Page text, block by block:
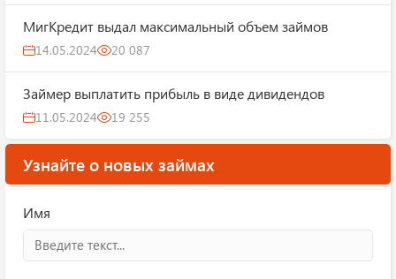
МигКредит выдал максимальный объем займов
14.05.2024 20 087
Займер выплатить прибыль в виде дивидендов
11.05.2024 19 255
Узнайте о новых займах
Имя